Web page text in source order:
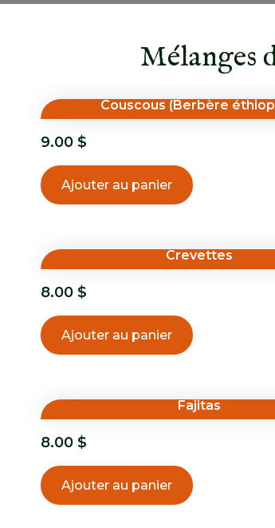
Mélanges
Couscous (Berbère
9.00 $
Ajouter au panier
Crevettes
8.00 $
Ajouter au panier
Fajitas
8.00 $
Ajouter au panier